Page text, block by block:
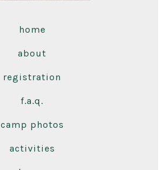
home
about
registration
f.a.q.
camp photos
activities